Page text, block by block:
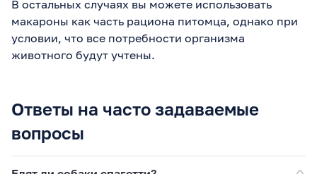
В остальных случаях вы можете использовать
макароны как часть рациона питомца, однако при
условии, что все потребности организма
животного будут учтены.
Ответы на часто задаваемые
вопросы